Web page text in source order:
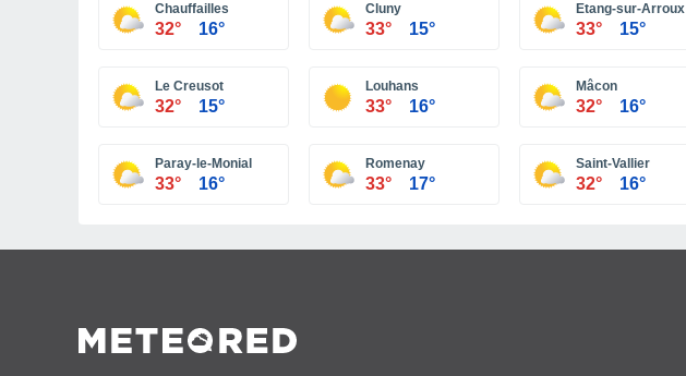
Chauffailles
32° 16°
Cluny
33° 15°
Etang-sur-Arroux
33° 15°
Le Creusot
32° 15°
Louhans
33° 16°
Mâcon
32° 16°
Paray-le-Monial
33° 16°
Romenay
33° 17°
Saint-Vallier
32° 16°